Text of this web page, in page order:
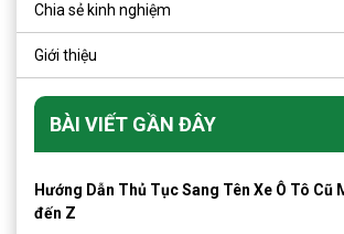
Chia sẻ kinh nghiệm
Giới thiệu
BÀI VIẾT GẦN ĐÂY
Hướng Dẫn Thủ Tục Sang Tên Xe Ô Tô Cũ
đến Z